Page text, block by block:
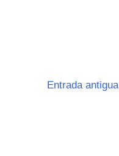
Entrada antigua